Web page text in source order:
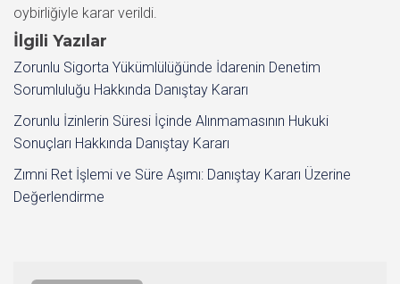
oybirliğiyle karar verildi.
İlgili Yazılar
Zorunlu Sigorta Yükümlülüğünde İdarenin Denetim
Sorumluluğu Hakkında Danıştay Kararı
Zorunlu İzinlerin Süresi İçinde Alınmamasının Hukuki
Sonuçları Hakkında Danıştay Kararı
Zımni Ret İşlemi ve Süre Aşımı: Danıştay Kararı Üzerine
Değerlendirme